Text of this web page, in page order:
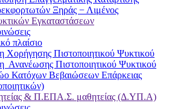
Ξηράς − Λιμένος
Εγκαταστάσεων
πλαίσιο
Χορήγησης Πιστοποιητικού Ψυκτικού
Ανανέωσης Πιστοποιητικού Ψυκτικού
Κατόχων Βεβαιώσεων Επάρκειας
& Π.ΕΠΑ.Σ. μαθητείας (Δ.ΥΠ.Α)